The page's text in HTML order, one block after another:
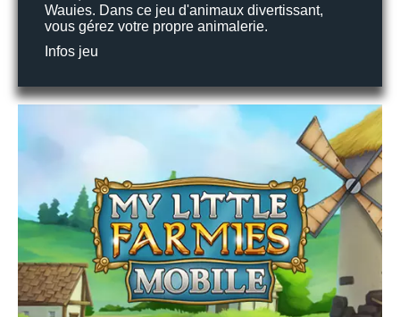
Wauies. Dans ce jeu d'animaux divertissant,
vous gérez votre propre animalerie.
Infos jeu